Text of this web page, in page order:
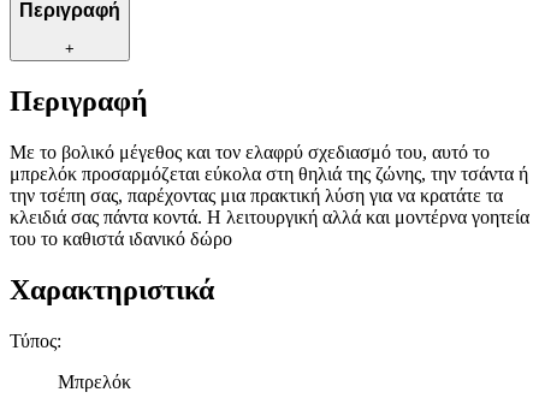
Περιγραφή
+
Περιγραφή
Με το βολικό μέγεθος και τον ελαφρύ σχεδιασμό του, αυτό το
μπρελόκ προσαρμόζεται εύκολα στη θηλιά της ζώνης, την τσάντα ή
την τσέπη σας, παρέχοντας μια πρακτική λύση για να κρατάτε τα
κλειδιά σας πάντα κοντά. Η λειτουργική αλλά και μοντέρνα γοητεία
του το καθιστά ιδανικό δώρο
Χαρακτηριστικά
Τύπος:
Μπρελόκ